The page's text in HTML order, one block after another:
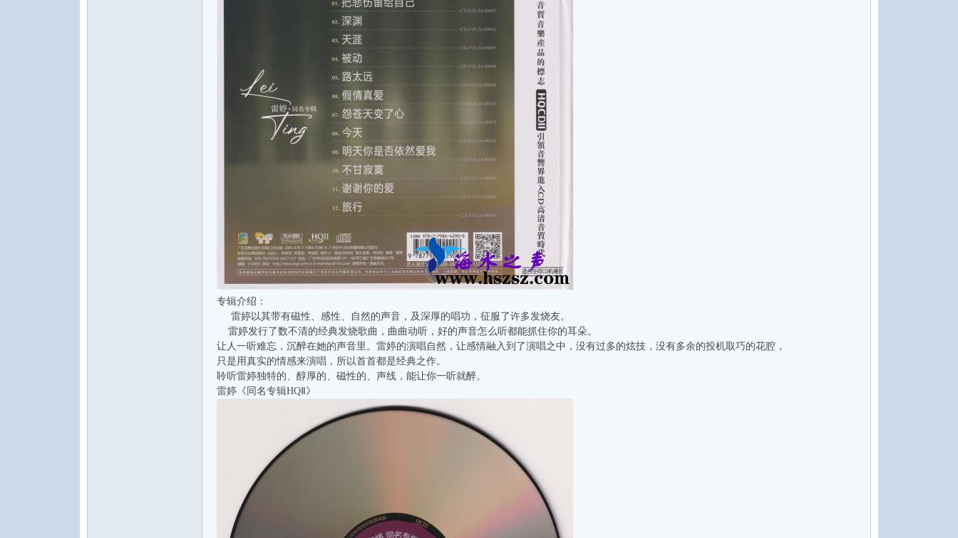
专辑介绍：
雷婷以其带有磁性、感性、自然的声音，及深厚的唱功，征服了许多发烧友。
雷婷发行了数不清的经典发烧歌曲，曲曲动听，好的声音怎么听都能抓住你的耳朵。
让人一听难忘，沉醉在她的声音里。雷婷的演唱自然，让感情融入到了演唱之中，没有过多的炫技，没有多余的投机取巧的花腔，
只是用真实的情感来演唱，所以首首都是经典之作。
聆听雷婷独特的、醇厚的、磁性的、声线，能让你一听就醉。
雷婷《同名专辑HQⅡ》